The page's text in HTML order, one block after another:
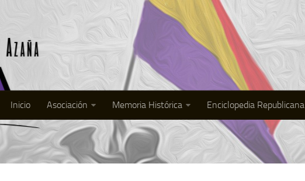
Inicio Asociación Memoria Histórica Enciclopedia Republicana